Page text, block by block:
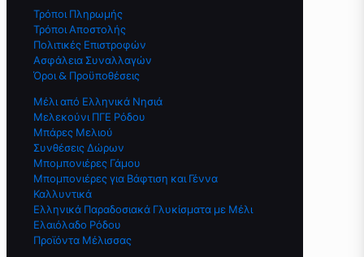
Τρόποι Πληρωμής
Τρόποι Αποστολής
Πολιτικές Επιστροφών
Ασφάλεια Συναλλαγών
Όροι & Προϋποθέσεις
Μέλι από Ελληνικά Νησιά
Μελεκούνι ΠΓΕ Ρόδου
Μπάρες Μελιού
Συνθέσεις Δώρων
Μπομπονιέρες Γάμου
Μπομπονιέρες για Βάφτιση και Γέννα
Καλλυντικά
Ελληνικά Παραδοσιακά Γλυκίσματα με Μέλι
Ελαιόλαδο Ρόδου
Προϊόντα Μέλισσας